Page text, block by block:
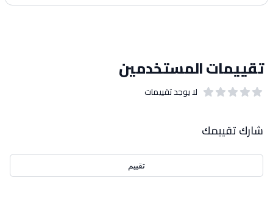
تقييمات المستخدمين
لا يوجد تقييمات
شارك تقييمك
تقييم